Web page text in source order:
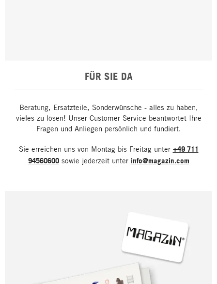
FÜR SIE DA
Beratung, Ersatzteile, Sonderwünsche - alles zu haben,
vieles zu lösen! Unser Customer Service beantwortet Ihre
Fragen und Anliegen persönlich und fundiert.
Sie erreichen uns von Montag bis Freitag unter +49 711
94560600sowie jederzeit unter info@magazin.com